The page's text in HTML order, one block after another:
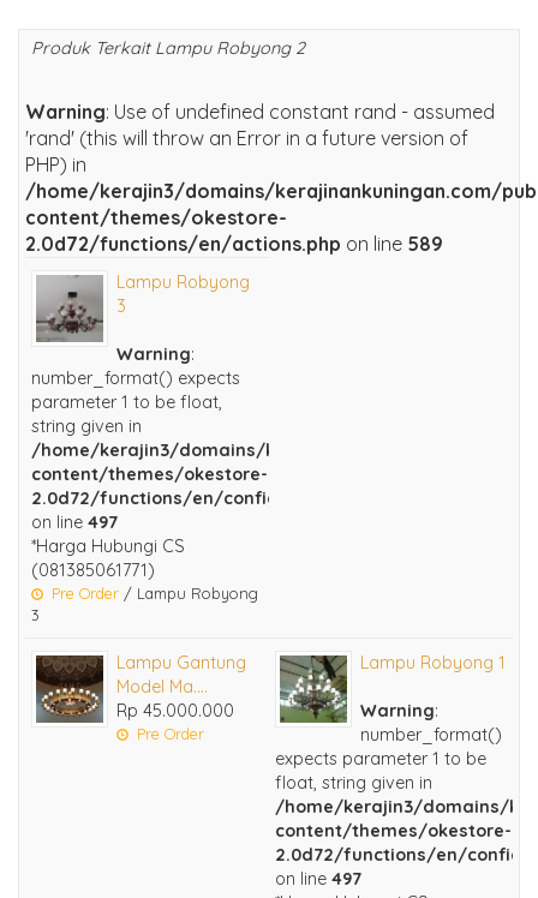
Produk Terkait Lampu Robyong 2
Warning: Use of undefined constant rand - assumed
'rand' (this will throw an Error in a future version of
PHP) in
/home/kerajin3/domains/kerajinankuningan.com/
content/themes/okestore-
2.0d72/functions/en/actions.php on line 589
Lampu Robyong
3
Warning:
number_format() expects
parameter 1 to be float,
string given in
/home/kerajin3/domains/kerajinankuningan.com/
content/themes/okestore-
2.0d72/functions/en/configuration.php
on line 497
*Harga Hubungi CS
(081385061771)
Pre Order / Lampu Robyong
3
Lampu Gantung
Model Ma....
Rp 45.000.000
Pre Order
Lampu Robyong 1
Warning:
number_format()
expects parameter 1 to be
float, string given in
/home/kerajin3/domains/
content/themes/okestore-
2.0d72/functions/en/
on line 497